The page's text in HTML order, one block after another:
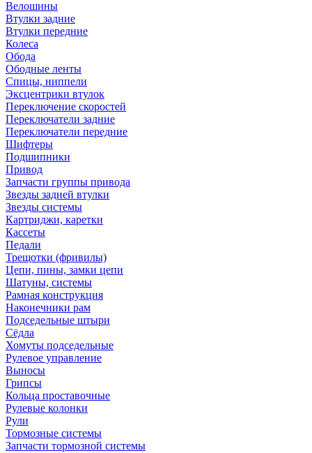
Велошины
Втулки задние
Втулки передние
Колеса
Обода
Ободные ленты
Спицы, ниппели
Эксцентрики втулок
Переключение скоростей
Переключатели задние
Переключатели передние
Шифтеры
Подшипники
Привод
Запчасти группы привода
Звезды задней втулки
Звезды системы
Картриджи, каретки
Кассеты
Педали
Трещотки (фривилы)
Цепи, пины, замки цепи
Шатуны, системы
Рамная конструкция
Наконечники рам
Подседельные штыри
Сёдла
Хомуты подседельные
Рулевое управление
Выносы
Грипсы
Кольца проставочные
Рулевые колонки
Рули
Тормозные системы
Запчасти тормозной системы